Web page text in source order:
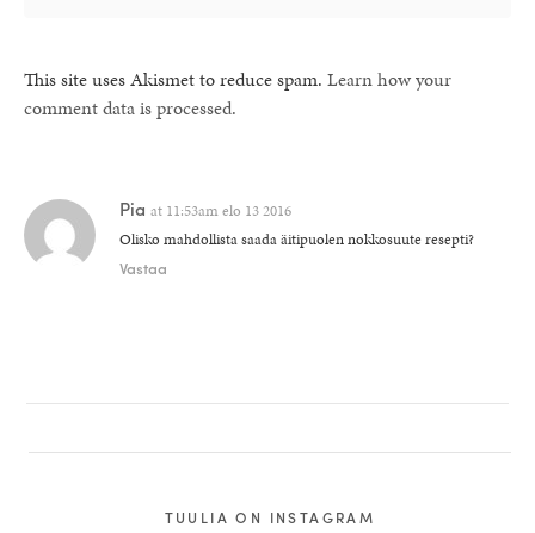
This site uses Akismet to reduce spam. Learn how your
comment data is processed.
Pia at 11:53am elo 13 2016
Olisko mahdollista saada äitipuolen nokkosuute resepti?
Vastaa
TUULIA ON INSTAGRAM